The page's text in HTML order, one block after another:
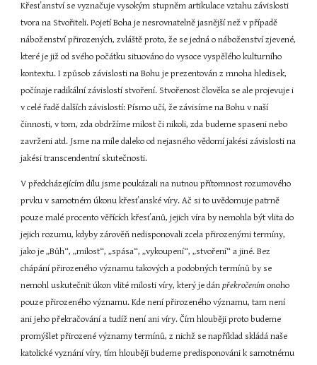
Křesťanství se vyznačuje vysokým stupněm artikulace vztahu závislosti
tvora na Stvořiteli. Pojetí Boha je nesrovnatelně jasnější než v případě
náboženství přirozených, zvláště proto, že se jedná o náboženství zjevené,
které je již od svého počátku situováno do vysoce vyspělého kulturního
kontextu. I způsob závislosti na Bohu je prezentován z mnoha hledisek,
počínaje radikální závislostí stvoření. Stvořenost člověka se ale projevuje i
v celé řadě dalších závislostí: Písmo učí, že závisíme na Bohu v naší
činnosti, v tom, zda obdržíme milost či nikoli, zda budeme spaseni nebo
zavrženi atd. Jsme na míle daleko od nejasného vědomí jakési závislosti na
jakési transcendentní skutečnosti.
V předcházejícím dílu jsme poukázali na nutnou přítomnost rozumového
prvku v samotném úkonu křesťanské víry. Ač si to uvědomuje patrně
pouze malé procento věřících křesťanů, jejich víra by nemohla být vlita do
jejich rozumu, kdyby zárověň nedisponovali zcela přirozenými termíny,
jako je „Bůh“, „milost“, „spása“, „vykoupení“, „stvoření“ a jiné. Bez
chápání přirozeného významu takových a podobných termínů by se
nemohl uskutečnit úkon vlité milosti víry, který je dán překročením onoho
pouze přirozeného významu. Kde není přirozeného významu, tam není
ani jeho překračování a tudíž není ani víry. Čím hlouběji proto budeme
promýšlet přirozené významy termínů, z nichž se například skládá naše
katolické vyznání víry, tím hlouběji budeme predisponováni k samotnému